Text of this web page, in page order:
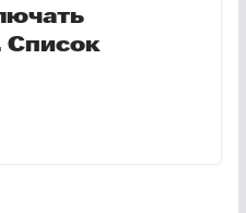
Список